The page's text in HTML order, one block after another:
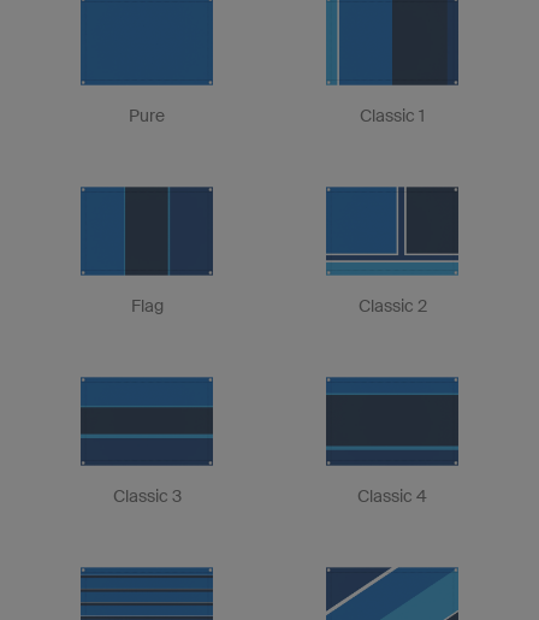
Pure Classic 1
Flag Classic 2
Classic 3 Classic 4